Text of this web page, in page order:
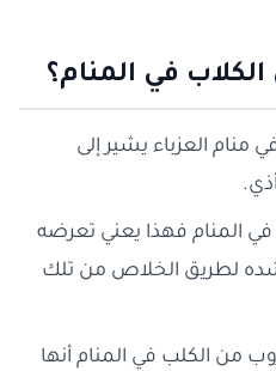
في المنام؟
العزباء يشير إلى
المنام فهذا يعني تعرضه
لطريق الخلاص من تلك
من الكلب في المنام أنها